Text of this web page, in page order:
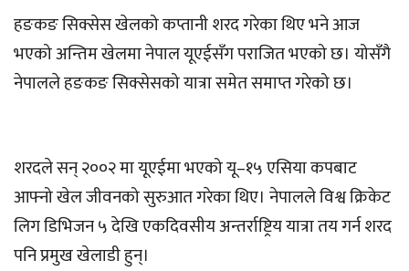
हङकङ सिक्सेस खेलको कप्तानी शरद गरेका थिए भने आज
भएको अन्तिम खेलमा नेपाल यूएईसँग पराजित भएको छ। योसँगै
नेपालले हङकङ सिक्सेसको यात्रा समेत समाप्त गरेको छ।
शरदले सन् २००२ मा यूएईमा भएको यू–१५ एसिया कपबाट
आफ्नो खेल जीवनको सुरुआत गरेका थिए। नेपालले विश्व क्रिकेट
लिग डिभिजन ५ देखि एकदिवसीय अन्तर्राष्ट्रिय यात्रा तय गर्न शरद
पनि प्रमुख खेलाडी हुन्।